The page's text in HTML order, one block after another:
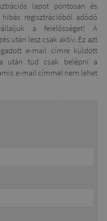
lapot pontosan és
regisztrációból adódó
a felelősséget! A
után lesz csak aktív. Ez azt
e-mail címre küldött
után tud csak belépni a
e-mail címmel nem lehet